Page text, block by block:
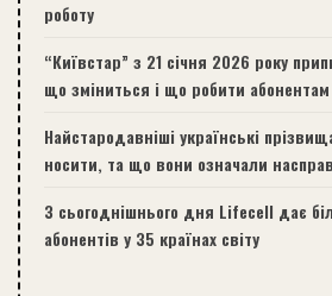
роботу
“Київстар” з 21 січня 2026 року
що зміниться і що робити абонентам
Найстародавніші українські
носити, та що вони означали
З сьогоднішнього дня Lifecell дає
абонентів у 35 країнах світу